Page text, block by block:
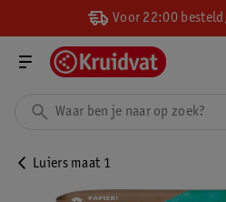
Voor 22:00
Luiers maat 1